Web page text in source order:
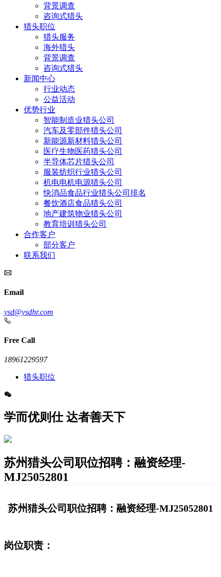
背景调查
咨询式猎头
猎头职位
猎头服务
海外猎头
背景调查
咨询式猎头
新闻中心
行业动态
公益活动
优势行业
智能制造业猎头公司
汽车及零部件猎头公司
新能源新材料猎头公司
医疗生物医药猎头公司
半导体芯片猎头公司
服装纺织行业猎头公司
机电电机电源猎头公司
快消品食品行业猎头公司排名
餐饮酒店食品猎头公司
地产建筑物业猎头公司
教育培训猎头公司
合作客户
部分客户
联系我们
Email
ysd@ysdhr.com
Free Call
18961229597
猎头职位
学而优则仕 达者善天下
​苏州猎头公司职位招聘：融资经理-
MJ25052801
苏州猎头公司职位招聘：融资经理-MJ25052801
岗位职责：